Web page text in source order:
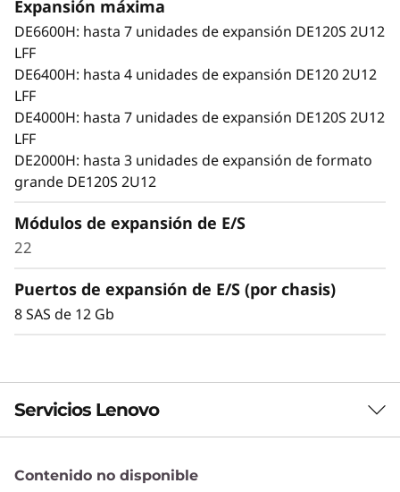
o
n
E
n
o
u
e
demandas de capacidad en constante
crecimiento.
capacidad de almacenamiento y rendimiento
LFF y SFF de la serie DE.
trabajo con SSD y HDD de 3,5 y 2,5 pulgadas
con rendimiento y capacidad optimizados
Añade más unidades y chasis de expansión a
ningún tiempo de inactividad, lo que ayuda a
responder de manera rápida y fluida a las
Expansión máxima
DE6600H: hasta 7 unidades de expansión DE120S 2U12
LFF
DE6400H: hasta 4 unidades de expansión DE120 2U12
LFF
DE4000H: hasta 7 unidades de expansión DE120S 2U12
LFF
DE2000H: hasta 3 unidades de expansión de formato
grande DE120S 2U12
Módulos de expansión de E/S
22
Puertos de expansión de E/S (por chasis)
8 SAS de 12 Gb
Servicios Lenovo
Servicios de Soluciones
Contenido no disponible